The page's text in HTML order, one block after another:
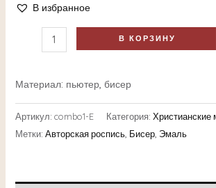
В избранное
В КОРЗИНУ
Материал: пьютер, бисер
Артикул: combo1-E Категория: Христианские
Метки: Авторская роспись, Бисер, Эмаль